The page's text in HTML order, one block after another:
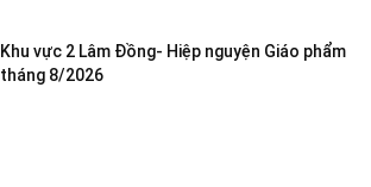
Khu vực 2 Lâm Đồng- Hiệp nguyện Giáo phẩm
tháng 8/2026